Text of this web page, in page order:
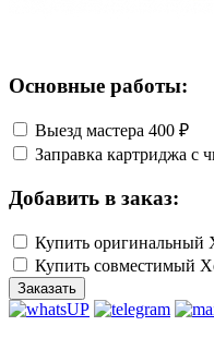
Основные работы:
Выезд мастера 400 ₽
Заправка картриджа с
Добавить в заказ:
Купить оригинальный
Купить совместимый
Заказать